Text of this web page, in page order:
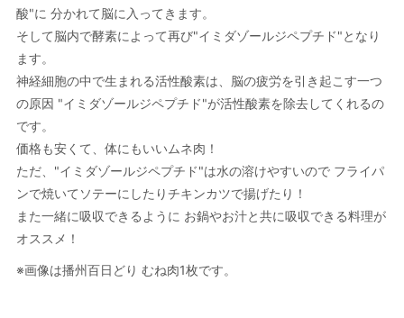
酸"に 分かれて脳に入ってきます。
そして脳内で酵素によって再び"イミダゾールジペプチド"となり
ます。
神経細胞の中で生まれる活性酸素は、脳の疲労を引き起こす一つ
の原因 "イミダゾールジペプチド"が活性酸素を除去してくれるの
です。
価格も安くて、体にもいいムネ肉！
ただ、"イミダゾールジペプチド"は水の溶けやすいので フライパ
ンで焼いてソテーにしたりチキンカツで揚げたり！
また一緒に吸収できるように お鍋やお汁と共に吸収できる料理が
オススメ！
※画像は播州百日どり むね肉1枚です。